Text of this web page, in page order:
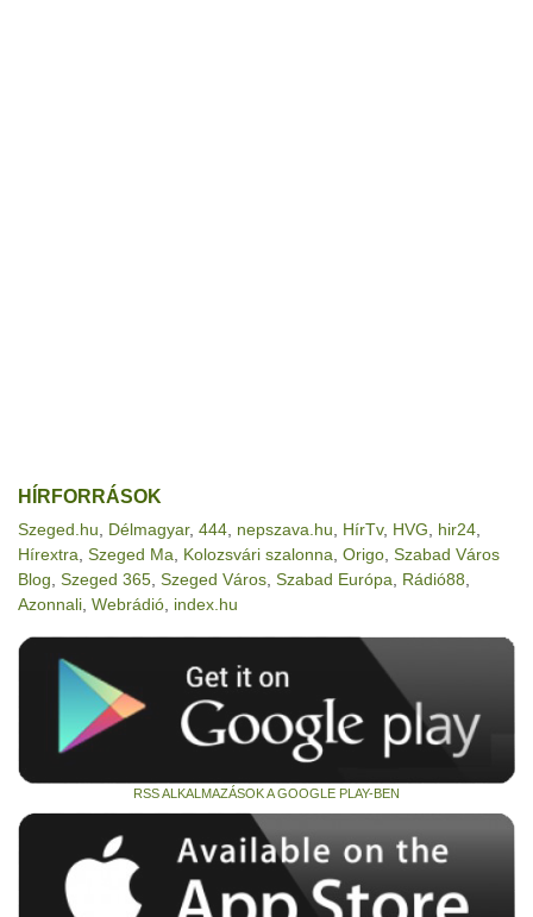
HÍRFORRÁSOK
Szeged.hu Délmagyar, 444 nepszava.hu HírTv, HVG hir24
Hírextra Szeged Ma Kolozsvári szalonna Origo Szabad Város
Blog Szeged 365 Szeged Város Szabad Európa Rádió88
Azonnali Webrádió index.hu
RSS ALKALMAZÁSOK A GOOGLE PLAY-BEN